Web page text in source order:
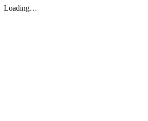
Loading…